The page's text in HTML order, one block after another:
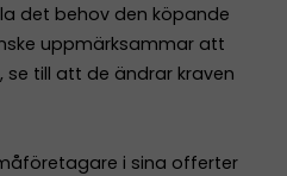
det behov den köpande
uppmärksammar att
se till att de ändrar kraven
i sina offerter